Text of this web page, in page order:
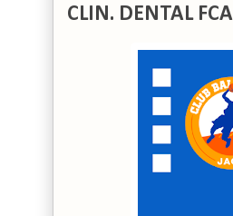
CLIN. DENTAL